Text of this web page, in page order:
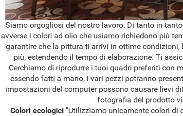
Siamo orgogliosi del nostro lavoro. Di tanto in
avverse i colori ad olio che usiamo richiedono più
garantire che la pittura ti arrivi in ottime
più, estendendo il tempo di elaborazione. Ti
Cerchiamo di riprodurre i tuoi quadri preferiti con
essendo fatti a mano, i vari pezzi potranno
impostazioni del computer possono causare lievi
fotografia del prodotto
Colori ecologici "Utilizziamo unicamente colori di